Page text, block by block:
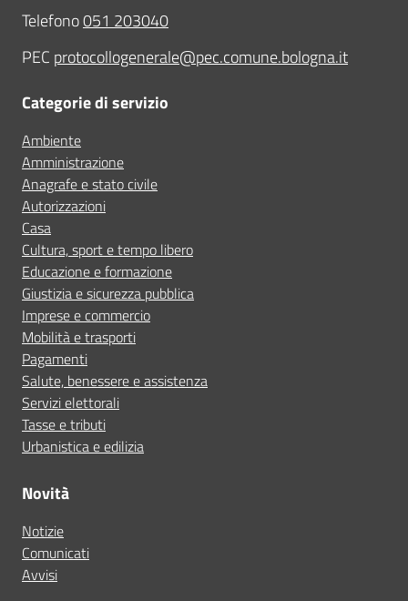
Telefono051 203040
PEC protocollogenerale@pec.comune.bologna.it
Categorie di servizio
Ambiente
Amministrazione
Anagrafe e stato civile
Autorizzazioni
Casa
Cultura, sport e tempo libero
Educazione e formazione
Giustizia e sicurezza pubblica
Imprese e commercio
Mobilità e trasporti
Pagamenti
Salute, benessere e assistenza
Servizi elettorali
Tasse e tributi
Urbanistica e edilizia
Novità
Notizie
Comunicati
Avvisi